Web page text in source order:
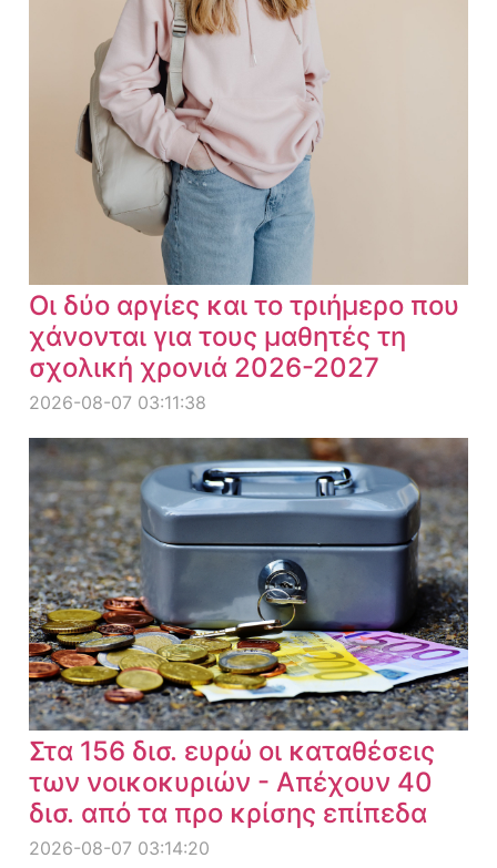
Οι δύο αργίες και το τριήμερο που
χάνονται για τους μαθητές τη
σχολική χρονιά 2026-2027
2026-08-07 03:11:38
Στα 156 δισ. ευρώ οι καταθέσεις
των νοικοκυριών - Απέχουν 40
δισ. από τα προ κρίσης επίπεδα
2026-08-07 03:14:20